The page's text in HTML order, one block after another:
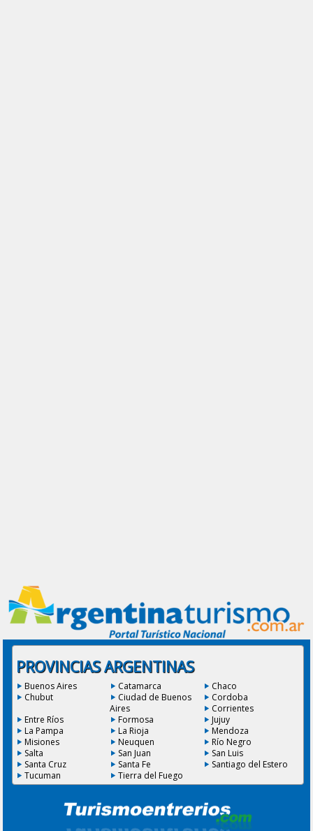
PROVINCIAS ARGENTINAS
Buenos Aires Catamarca
Chaco
Chubut
Ciudad de Buenos
Aires
Cordoba
Corrientes
Entre Ríos
Formosa
Jujuy
La Pampa
La Rioja
Mendoza
Misiones
Neuquen
Río Negro
Salta
San Juan
San Luis
Santa Cruz
Santa Fe
Santiago del Estero
Tucuman
Tierra del Fuego